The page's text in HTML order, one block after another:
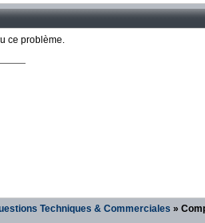
ce problème.
Techniques & Commerciales »